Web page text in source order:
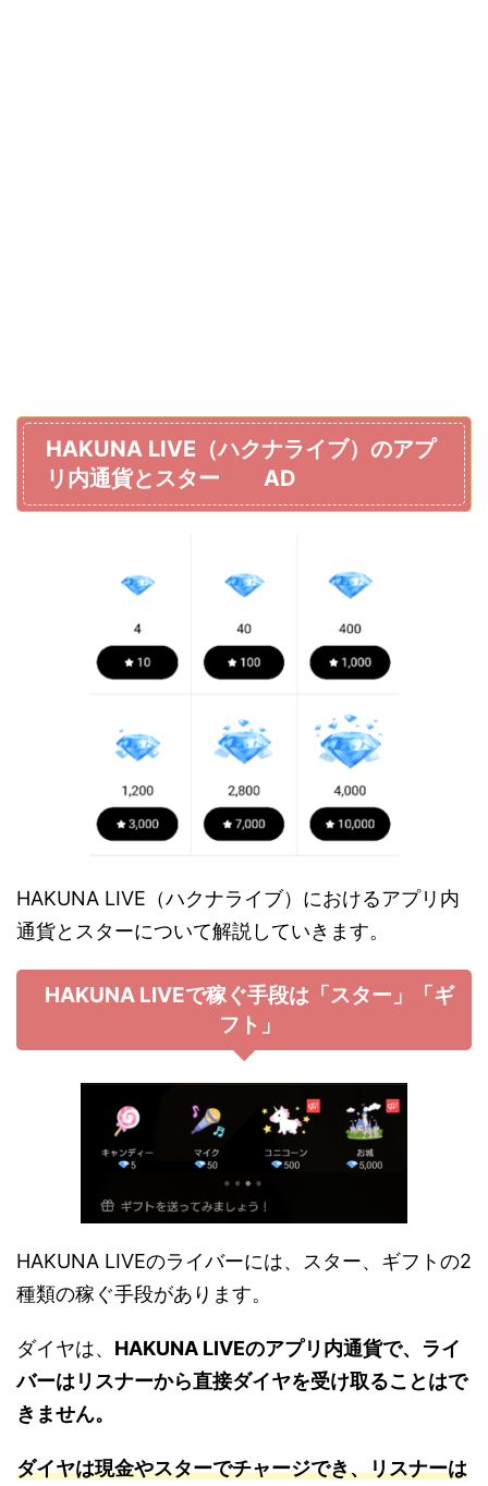
HAKUNA LIVE（ハクナライブ）のアプ
リ内通貨とスター AD
HAKUNA LIVE（ハクナライブ）におけるアプリ内
通貨とスターについて解説していきます。
HAKUNA LIVEで稼ぐ手段は「スター」「ギ
フト」
HAKUNA LIVEのライバーには、スター、ギフトの2
種類の稼ぐ手段があります。
ダイヤは、 HAKUNA LIVEのアプリ内通貨で、ライ
バーはリスナーから直接ダイヤを受け取ることはで
きません。
ダイヤは現金やスターでチャージでき、リスナーは